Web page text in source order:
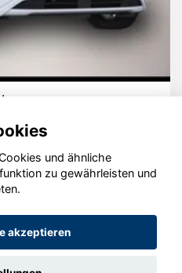
GmbH 2020 - 2026
und ähnliche
zu gewährleisten und
akzeptieren